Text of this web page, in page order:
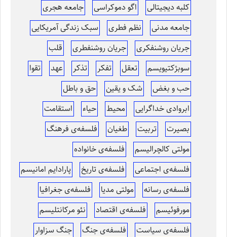
کلبه دیجیتالی
اگو دموکراسی
جامعه هجری
جامعه مدنی
نظم فطری
سبک زندگی آمریکایی
جریان روشنفکری
جریان روشنفطری
قلب
سوبژکتیویسم
تعقل تفکر تذکر عهد
تقوا
حب و بغض
شک و یقین
حق و باطل
ابروادی خداگرایی
محیط حیاء
استقامت
بصیرت
تربیت طغیان
فلسفه‌ی فرهنگ
مولتی کالچرالیسم
فلسفه‌ی خانواده
فلسفه‌ی اجتماعی
فلسفه‌ی تاریخ
پارادایم امانیسم
فلسفه‌ی رسانه
مولتی مدیا
فلسفه‌ی جغرافیا
مورفوئیسم
فلسفه‌ی اقتصاد
نئو مرکانتلیسم
فلسفه‌ی سیاست
فلسفه‌ی جنگ
جنگ سزاوار